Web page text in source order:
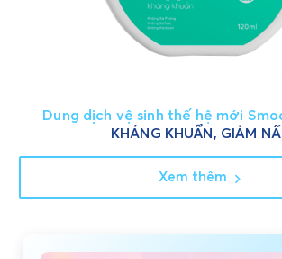
Dung dịch vệ sinh thế hệ mới
KHÁNG KHUẨN, GIẢM
Xem thêm